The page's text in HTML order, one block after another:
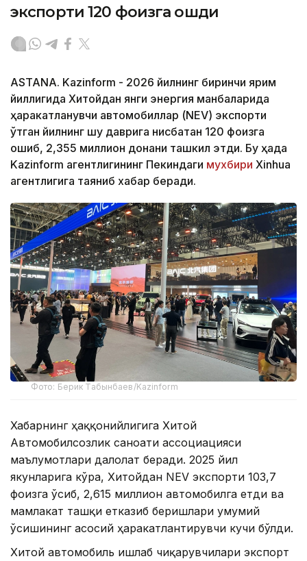
экспорти 120 фоизга ошди
ASTANA. Kazinform - 2026 йилнинг биринчи ярим
йиллигида Хитойдан янги энергия манбаларида
ҳаракатланувчи автомобиллар (NEV) экспорти
ўтган йилнинг шу даврига нисбатан 120 фоизга
ошиб, 2,355 миллион донани ташкил этди. Бу ҳақда
Kazinform агентлигининг Пекиндаги мухбири Xinhua
агентлигига таяниб хабар беради.
Фото: Берик Табынбаев/Kazinform
Хабарнинг ҳаққонийлигига Хитой
Автомобилсозлик саноати ассоциацияси
маълумотлари далолат беради. 2025 йил
якунларига кўра, Хитойдан NEV экспорти 103,7
фоизга ўсиб, 2,615 миллион автомобилга етди ва
мамлакат ташқи етказиб беришлари умумий
ўсишининг асосий ҳаракатлантирувчи кучи бўлди.
Хитой автомобиль ишлаб чиқарувчилари экспорт